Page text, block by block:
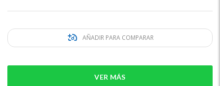
AÑADIR PARA COMPARAR
VER MÁS